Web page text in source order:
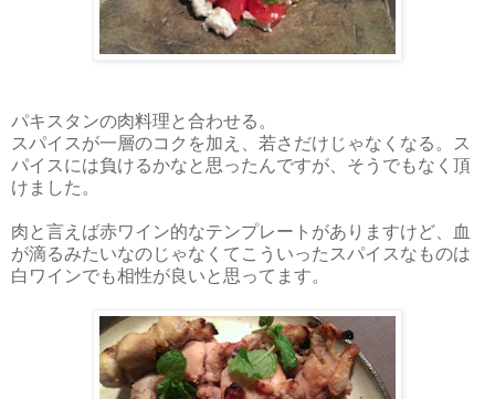
パキスタンの肉料理と合わせる。
スパイスが一層のコクを加え、若さだけじゃなくなる。ス
パイスには負けるかなと思ったんですが、そうでもなく頂
けました。
肉と言えば赤ワイン的なテンプレートがありますけど、血
が滴るみたいなのじゃなくてこういったスパイスなものは
白ワインでも相性が良いと思ってます。